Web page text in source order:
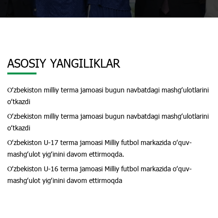
ASOSIY YANGILIKLAR
Oʻzbekiston milliy terma jamoasi bugun navbatdagi mashgʻulotlarini
oʻtkazdi
Oʻzbekiston milliy terma jamoasi bugun navbatdagi mashgʻulotlarini
oʻtkazdi
Oʻzbekiston U-17 terma jamoasi Milliy futbol markazida oʻquv-
mashgʻulot yigʻinini davom ettirmoqda.
Oʻzbekiston U-16 terma jamoasi Milliy futbol markazida oʻquv-
mashgʻulot yigʻinini davom ettirmoqda